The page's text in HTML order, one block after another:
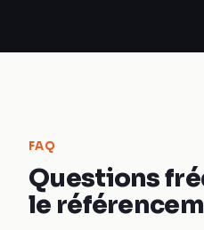
FAQ
Questions
le